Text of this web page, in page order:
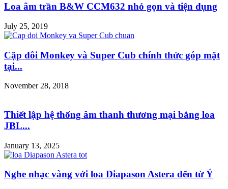
Loa âm trần B&W CCM632 nhỏ gọn và tiện dụng
July 25, 2019
Cặp đôi Monkey và Super Cub chính thức góp mặt
tại...
November 28, 2018
Thiết lập hệ thống âm thanh thương mại bằng loa
JBL...
January 13, 2025
Nghe nhạc vàng với loa Diapason Astera đến từ Ý